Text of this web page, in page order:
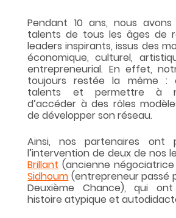
Pendant 10 ans, nous
talents de tous les âges de
leaders inspirants, issus des
économique, culturel,
entrepreneurial. En effet,
toujours restée la même :
talents et permettre à
d’accéder à des rôles
de développer son réseau.
Ainsi, nos partenaires ont
l’intervention de deux de nos
Brillant (ancienne négociatrice
Sidhoum (entrepreneur passé
Deuxième Chance), qui
histoire atypique et